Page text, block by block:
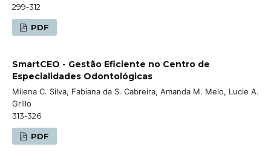
299-312
PDF
SmartCEO - Gestão Eficiente no Centro de
Especialidades Odontológicas
Milena C. Silva, Fabiana da S. Cabreira, Amanda M. Melo, Lucie A.
Grillo
313-326
PDF